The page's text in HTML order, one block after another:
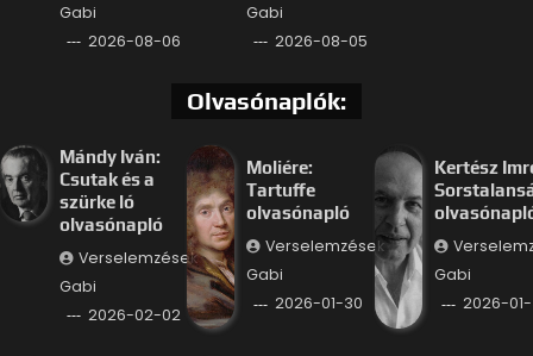
Gabi
2026-08-06
Gabi
2026-08-05
Olvasónaplók:
Mándy Iván:
Csutak és a
szürke ló
olvasónapló
Verselemzések
Gabi
2026-02-02
Moliére:
Tartuffe
olvasónapló
Verselemzések
Gabi
2026-01-30
Kertész
Gabi
2026-